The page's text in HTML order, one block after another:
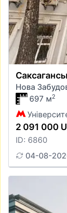
Нова
697 м2
2 091 000
ID: 6860
04-08-